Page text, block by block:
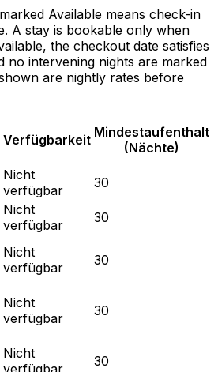
Available means check-in
A stay is bookable only when
the checkout date satisfies
no intervening nights are marked
are nightly rates before
Verfügbarkeit Mindestaufenthalt
(Nächte)
Nicht
verfügbar
30
Nicht
verfügbar
30
Nicht
verfügbar
30
Nicht
verfügbar
30
Nicht
verfügbar
30